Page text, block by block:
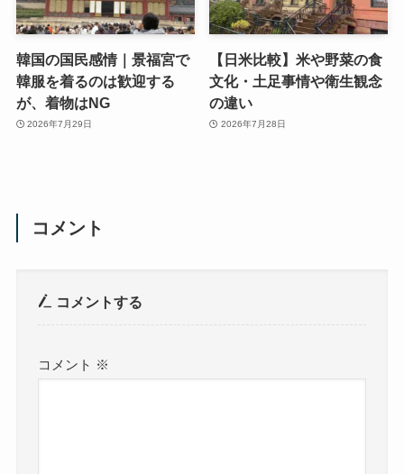
韓国の国民感情｜景福宮で
韓服を着るのは歓迎する
が、着物はNG
2026年7月29日
【日米比較】米や野菜の食
文化・土足事情や衛生観念
の違い
2026年7月28日
コメント
コメントする
コメント ※